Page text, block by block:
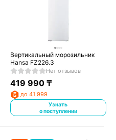
Вертикальный морозильник
Hansa FZ226.3
Нет отзывов
419 990 ₸
до 41 999
Узнать
о поступлении